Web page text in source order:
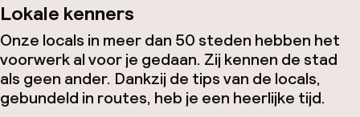
Lokale kenners
Onze locals in meer dan 50 steden hebben het
voorwerk al voor je gedaan. Zij kennen de stad
als geen ander. Dankzij de tips van de locals,
gebundeld in routes, heb je een heerlijke tijd.